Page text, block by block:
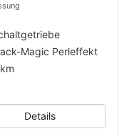
Magic Perleffekt
Details